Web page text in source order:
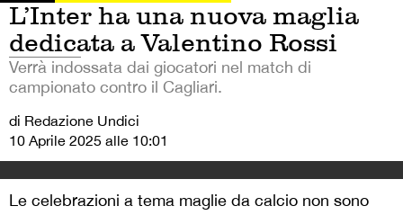
L’Inter ha una nuova maglia
dedicata a Valentino Rossi
Verrà indossata dai giocatori nel match di
campionato contro il Cagliari.
di Redazione Undici
10 Aprile 2025 alle 10:01
Le celebrazioni a tema maglie da calcio non sono